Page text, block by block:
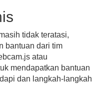
tidak teratasi,
bantuan dari tim
atau
mendapatkan bantuan
dan langkah-langkah